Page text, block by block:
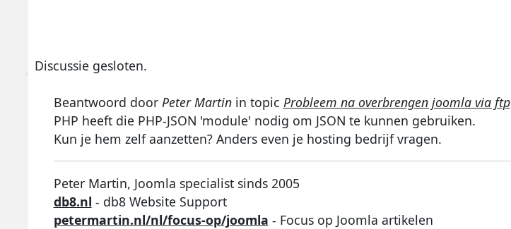
Discussie gesloten.
Beantwoord door Peter Martinin topic Probleem na overbrengen joomla via ftp
PHP heeft die PHP-JSON 'module' nodig om JSON te kunnen gebruiken.
Kun je hem zelf aanzetten? Anders even je hosting bedrijf vragen.
Peter Martin, Joomla specialist sinds 2005
db8.nl - db8 Website Support
petermartin.nl/nl/focus-op/joomla - Focus op Joomla artikelen